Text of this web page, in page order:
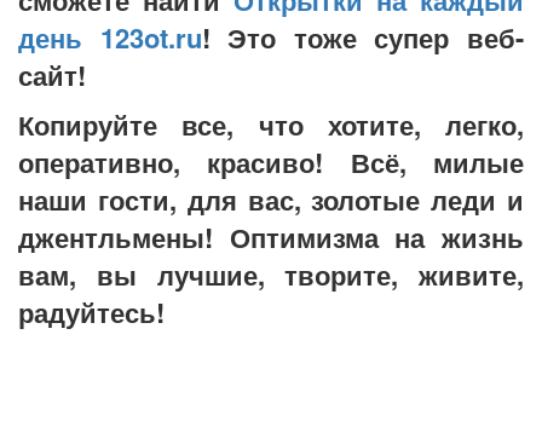
день 123ot.ru! Это тоже супер веб-
сайт!
Копируйте все, что хотите, легко,
оперативно, красиво! Всё, милые
наши гости, для вас, золотые леди и
джентльмены! Оптимизма на жизнь
вам, вы лучшие, творите, живите,
радуйтесь!